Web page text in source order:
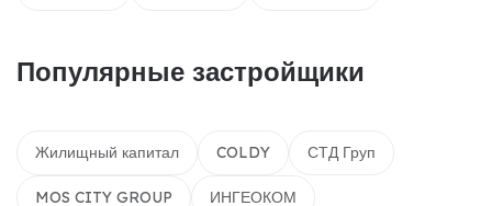
Популярные застройщики
Жилищный капитал COLDY СТД Груп
MOS CITY GROUP ИНГЕОКОМ